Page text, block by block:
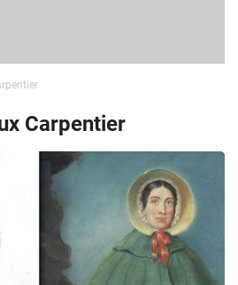
Carpentier